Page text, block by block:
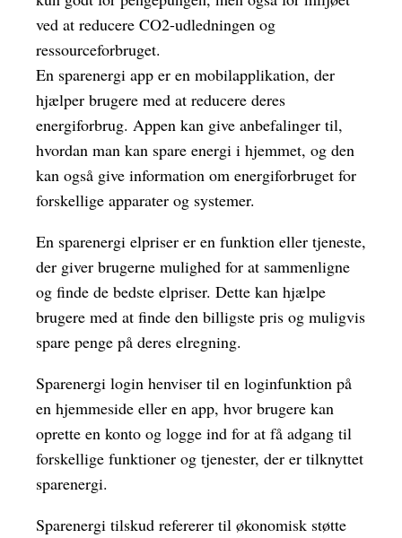
ved at reducere CO2-udledningen og
ressourceforbruget.
En sparenergi app er en mobilapplikation, der
hjælper brugere med at reducere deres
energiforbrug. Appen kan give anbefalinger til,
hvordan man kan spare energi i hjemmet, og den
kan også give information om energiforbruget for
forskellige apparater og systemer.
En sparenergi elpriser er en funktion eller tjeneste,
der giver brugerne mulighed for at sammenligne
og finde de bedste elpriser. Dette kan hjælpe
brugere med at finde den billigste pris og muligvis
spare penge på deres elregning.
Sparenergi login henviser til en loginfunktion på
en hjemmeside eller en app, hvor brugere kan
oprette en konto og logge ind for at få adgang til
forskellige funktioner og tjenester, der er tilknyttet
sparenergi.
Sparenergi tilskud refererer til økonomisk støtte